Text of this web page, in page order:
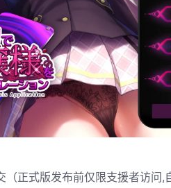
正式版发布前仅限支援者访问,